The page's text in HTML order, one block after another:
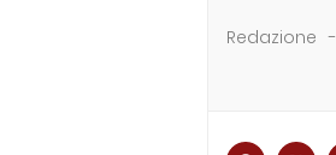
Redazione -